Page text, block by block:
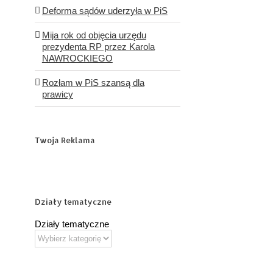
Deforma sądów uderzyła w PiS
Mija rok od objęcia urzędu
prezydenta RP przez Karola
NAWROCKIEGO
Rozłam w PiS szansą dla
prawicy
Twoja Reklama
Działy tematyczne
Działy tematyczne